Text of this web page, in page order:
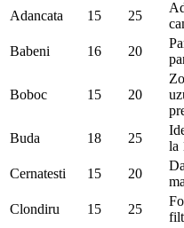
Adancata
15 25
Babeni
16 20
Boboc 15 20
Buda
18 25
la
Cernatesti
15 20
Clondiru
15 25